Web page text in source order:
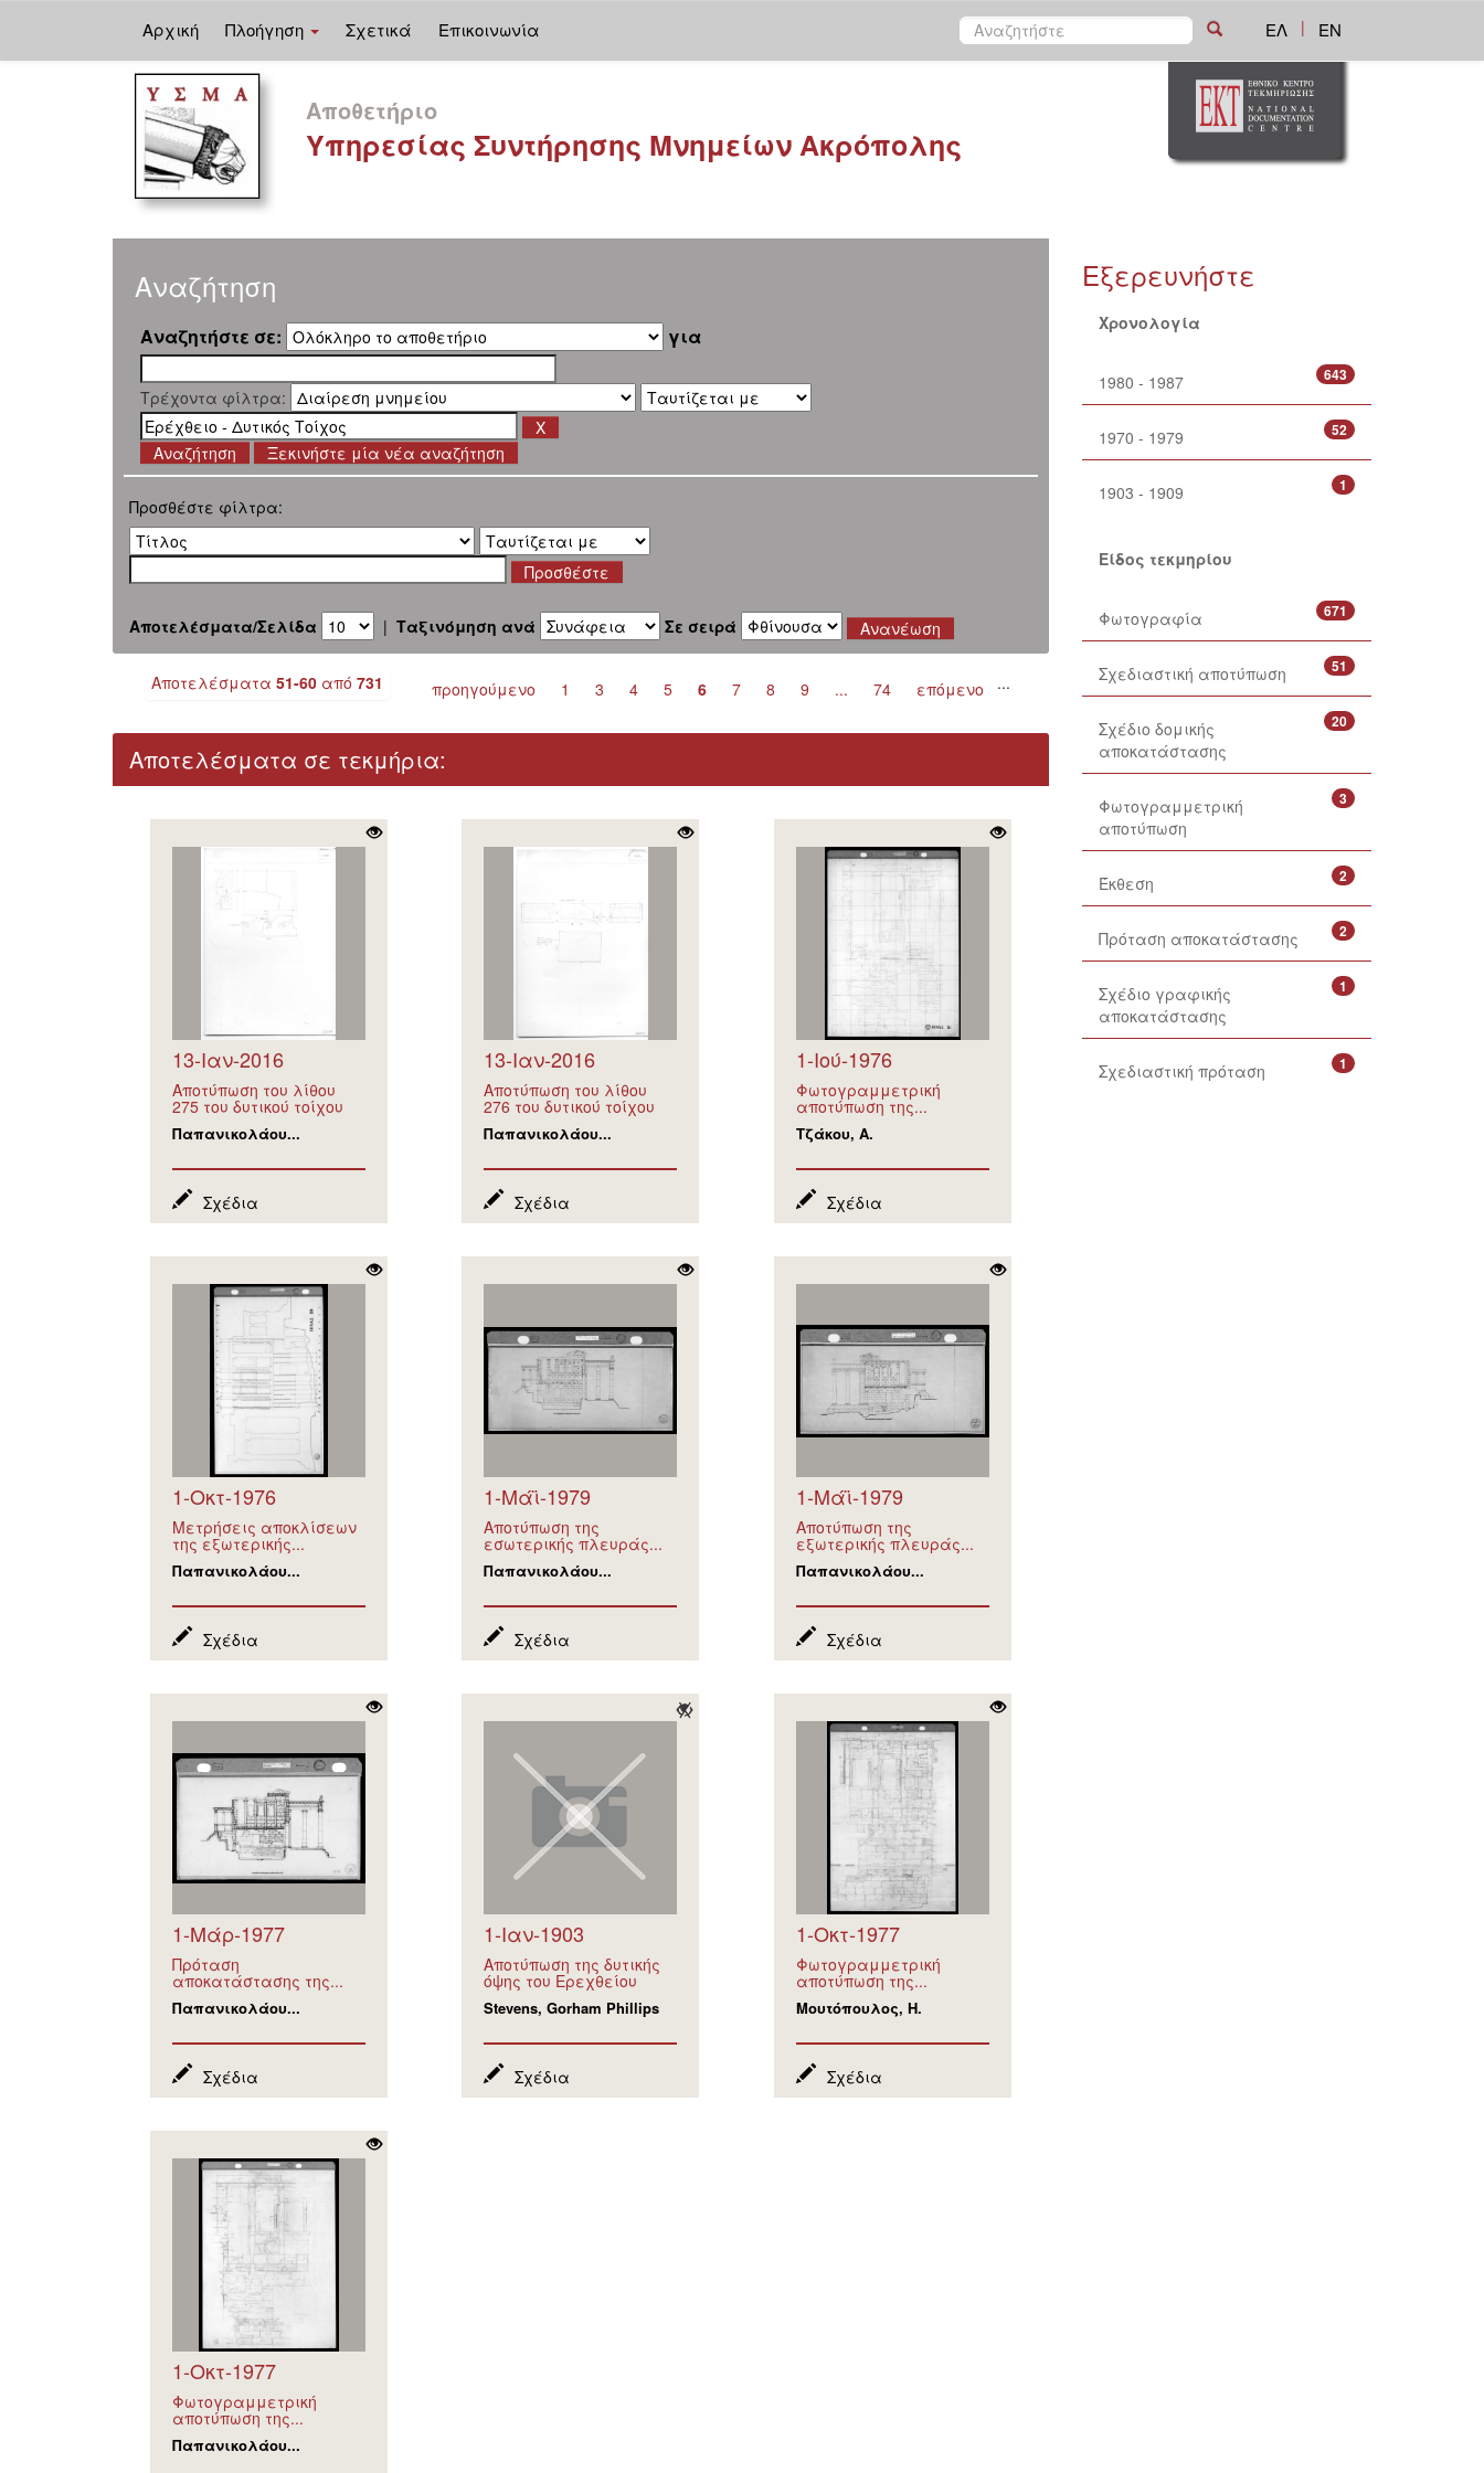
Αρχική Πλοήγηση Σχετικά Επικοινωνία ΕΛ | EN
Αποθετήριο
Υπηρεσίας Συντήρησης Μνημείων Ακρόπολης
Αναζήτηση
Αναζητήστε σε: για
Τρέχοντα φίλτρα:
Ξεκινήστε μία νέα αναζήτηση
Προσθέστε φίλτρα:
Αποτελέσματα/Σελίδα | Ταξινόμηση ανά Σε σειρά
Αποτελέσματα 51-60 από 731 προηγούμενο 1 ...
3 4 5 6 7 8 9 ... 74 επόμενο
Αποτελέσματα σε τεκμήρια:
13-Ιαν-2016
Αποτύπωση του λίθου
275 του δυτικού τοίχου
Παπανικολάου...
Σχέδια
13-Ιαν-2016
Αποτύπωση του λίθου
276 του δυτικού τοίχου
Παπανικολάου...
Σχέδια
1-Ιού-1976
Φωτογραμμετρική
αποτύπωση της...
Τζάκου, Α.
Σχέδια
1-Οκτ-1976
Μετρήσεις αποκλίσεων
της εξωτερικής...
Παπανικολάου...
Σχέδια
1-Μάϊ-1979
Αποτύπωση της
εσωτερικής πλευράς...
Παπανικολάου...
Σχέδια
1-Μάϊ-1979
Αποτύπωση της
εξωτερικής πλευράς...
Παπανικολάου...
Σχέδια
1-Μάρ-1977
Πρόταση
αποκατάστασης της...
Παπανικολάου...
Σχέδια
1-Ιαν-1903
Αποτύπωση της δυτικής
όψης του Ερεχθείου
Stevens, Gorham Phillips
Σχέδια
1-Οκτ-1977
Φωτογραμμετρική
αποτύπωση της...
Μουτόπουλος, Η.
Σχέδια
1-Οκτ-1977
Φωτογραμμετρική
αποτύπωση της...
Παπανικολάου...
Εξερευνήστε
Χρονολογία
643
1980 - 1987
52
1970 - 1979
1
1903 - 1909
Είδος τεκμηρίου
671
Φωτογραφία
51
Σχεδιαστική αποτύπωση
20
Σχέδιο δομικής
αποκατάστασης
3
Φωτογραμμετρική
αποτύπωση
2
Έκθεση
2
Πρόταση αποκατάστασης
1
Σχέδιο γραφικής
αποκατάστασης
1
Σχεδιαστική πρόταση